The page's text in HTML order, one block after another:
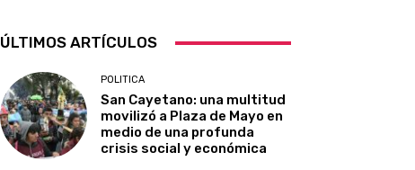
ÚLTIMOS ARTÍCULOS
POLITICA
San Cayetano: una multitud
movilizó a Plaza de Mayo en
medio de una profunda
crisis social y económica